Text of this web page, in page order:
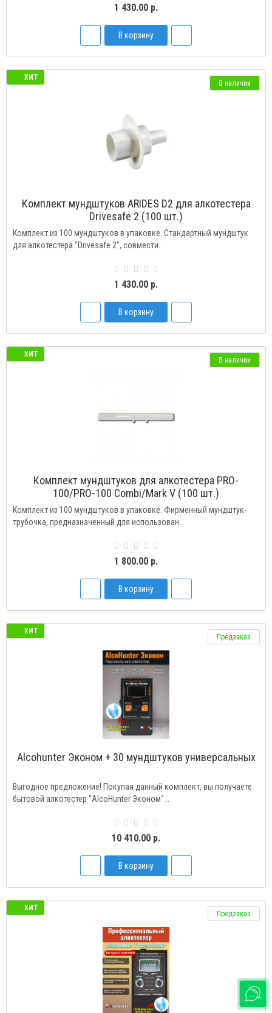
1 430.00 р.
В корзину
ХИТ
В наличии
Комплект мундштуков ARIDES D2 для алкотестера
Drivesafe 2 (100 шт.)
Комплект из 100 мундштуков в упаковке. Стандартный мундштук
для алкотестера "Drivesafe 2", совмести..
1 430.00 р.
В корзину
ХИТ
В наличии
Комплект мундштуков для алкотестера PRO-
100/PRO-100 Combi/Mark V (100 шт.)
Комплект из 100 мундштуков в упаковке. Фирменный мундштук-
трубочка, предназначенный для использован..
1 800.00 р.
В корзину
ХИТ
Предзаказ
Alcohunter Эконом + 30 мундштуков универсальных
Выгодное предложение! Покупая данный комплект, вы получаете
бытовой алкотестер "AlcoHunter Эконом" ..
10 410.00 р.
В корзину
ХИТ
Предзаказ